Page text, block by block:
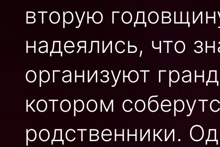
вторую
надеялись, что
организуют
котором
родственники.